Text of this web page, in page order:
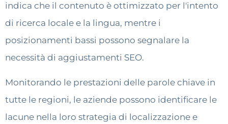
indica che il contenuto è ottimizzato per l'intento
di ricerca locale e la lingua, mentre i
posizionamenti bassi possono segnalare la
necessità di aggiustamenti SEO.
Monitorando le prestazioni delle parole chiave in
tutte le regioni, le aziende possono identificare le
lacune nella loro strategia di localizzazione e